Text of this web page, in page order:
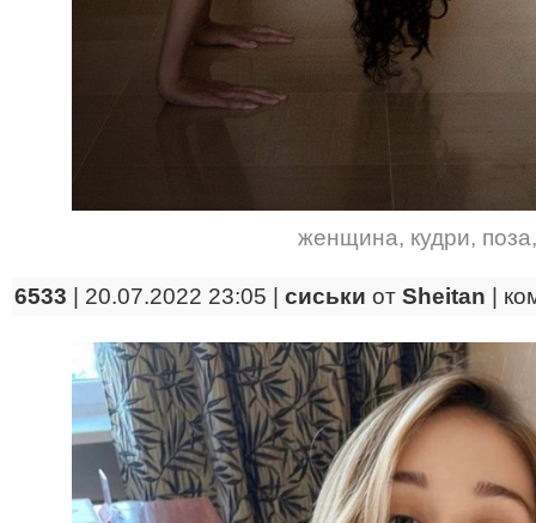
женщина, кудри, поза
6533 | 20.07.2022 23:05 | сиськи от Sheitan